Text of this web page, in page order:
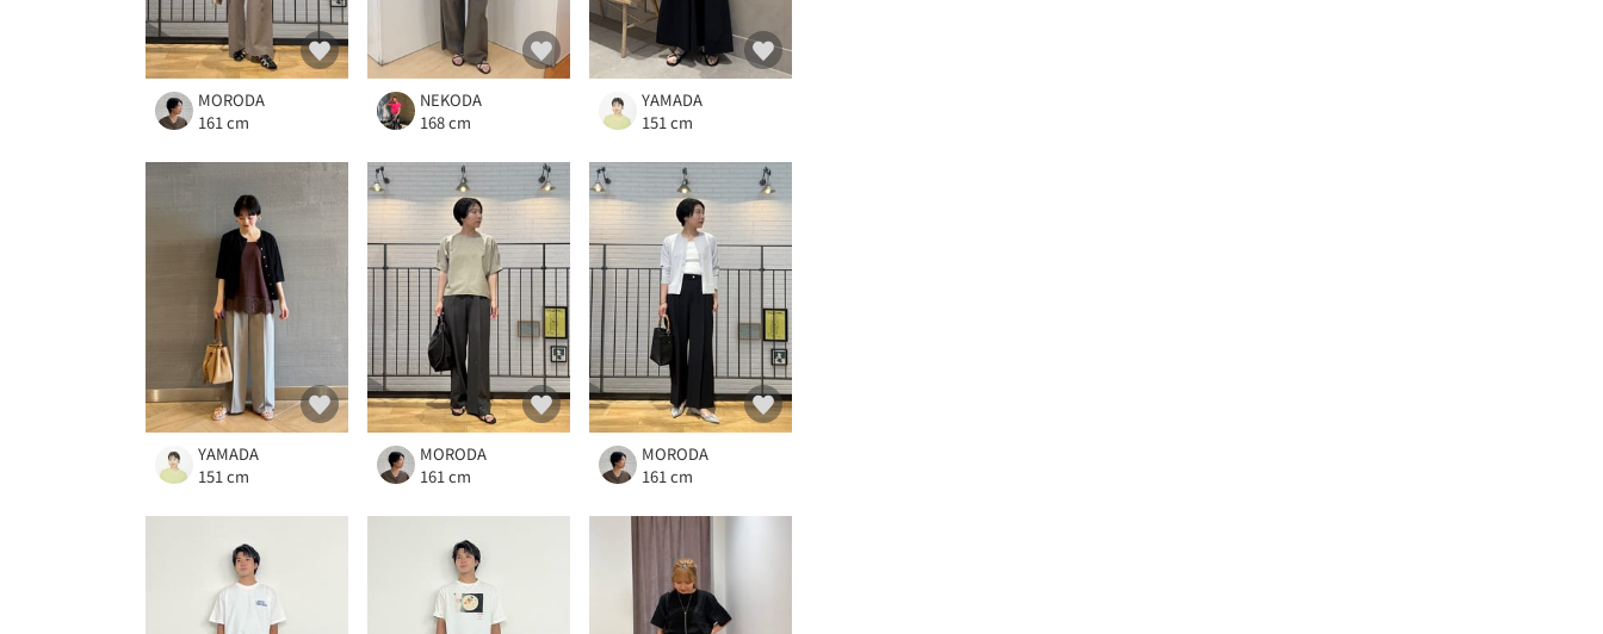
MORODA
161 cm
NEKODA
168 cm
YAMADA
151 cm
YAMADA
151 cm
MORODA
161 cm
MORODA
161 cm